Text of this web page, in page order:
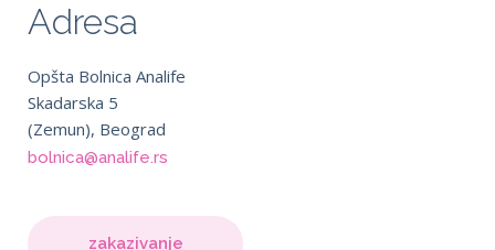
Adresa
Opšta Bolnica Analife
Skadarska 5
(Zemun), Beograd
bolnica@analife.rs
zakazivanje